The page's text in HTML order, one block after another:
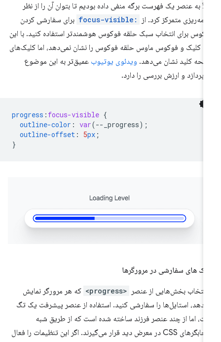
به عنصر یک فهرست برگه منفی داده بودیم تا بتوان آن را از نظر
متمرکز کرد. از :focus-visible
برای سفارشی کردن
برای انتخاب سبک حلقه فوکوس هوشمندتر استفاده کنید. با این
کلیک و فوکوس ماوس حلقه فوکوس را نشان نمی‌دهد، اما کلیک‌های
کلید نشان می‌دهد.ویدئوی یوتیوبعمیق‌تر به این موضوع
و ارزش بررسی را دارد.
progress:focus-visible
outline-color: var --_progress
outline-offset: 5
های سفارشی در مرورگرها
انتخاب بخش‌هایی از عنصر <progress>
که هر مرورگر نمایش
استایل‌ها را سفارشی کنید. استفاده از عنصر پیشرفت یک تگ
اما از چند عنصر فرزند ساخته شده است که از طریق شبه
انتخابگرهای CSS در معرض دید قرار می‌گیرند. اگر این تنظیمات را فعال